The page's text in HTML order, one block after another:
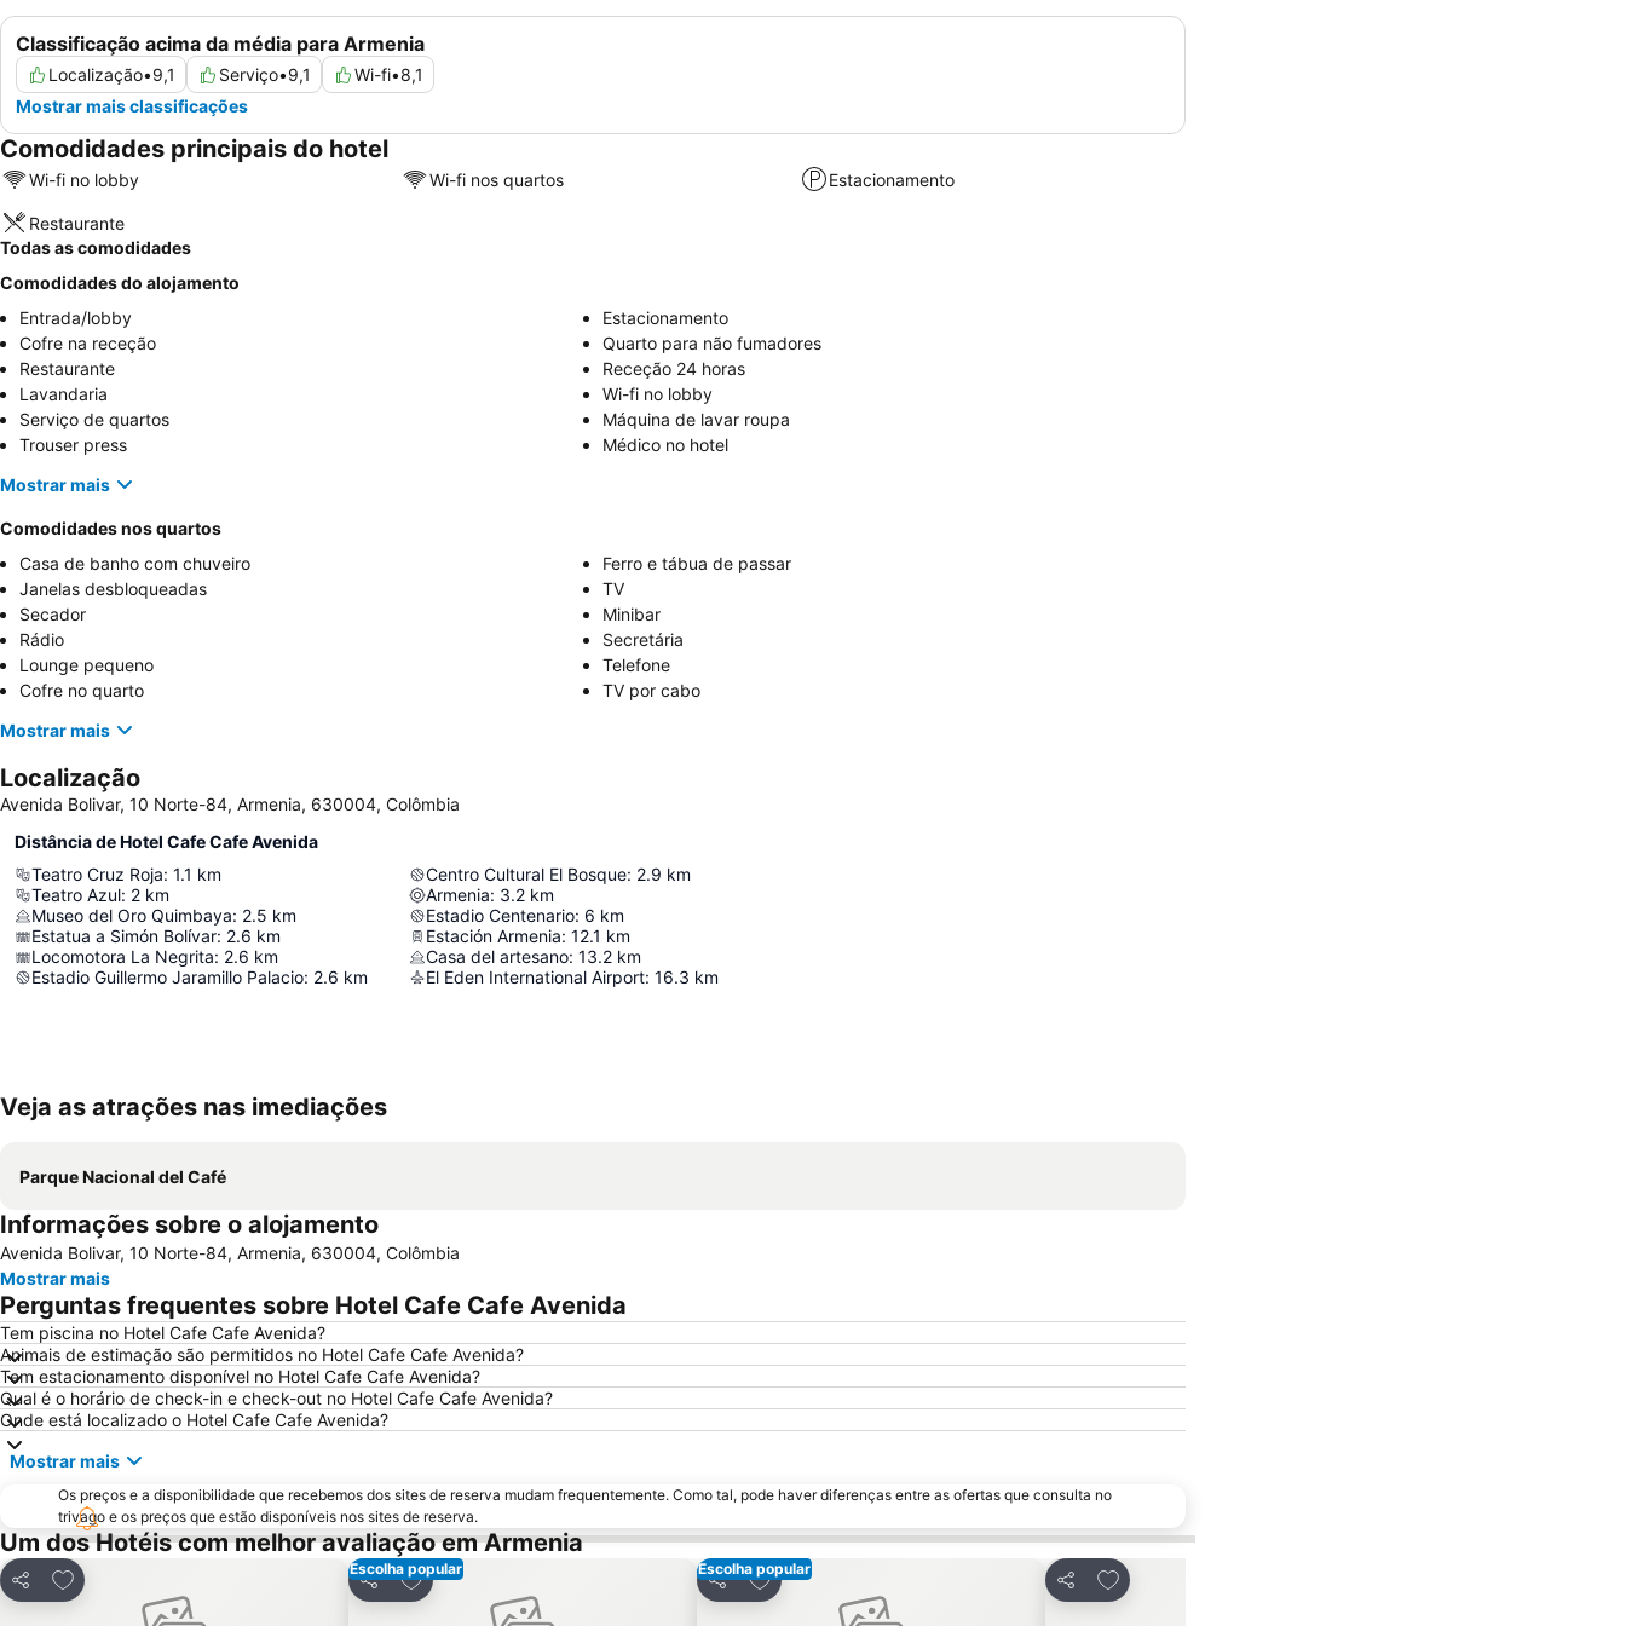
Classificação acima da média para Armenia
Localização•9,1 Serviço•9,1 Wi-fi•8,1
Mostrar mais classificações
Comodidades principais do hotel
Wi-fi no lobby Wi-fi nos quartos Estacionamento
Restaurante
Todas as comodidades
Comodidades do alojamento
Entrada/lobby
Estacionamento
Cofre na receção
Quarto para não fumadores
Restaurante
Receção 24 horas
Lavandaria
Wi-fi no lobby
Serviço de quartos
Máquina de lavar roupa
Trouser press
Médico no hotel
Mostrar mais
Comodidades nos quartos
Casa de banho com chuveiro
Ferro e tábua de passar
Janelas desbloqueadas
TV
Secador
Minibar
Rádio
Secretária
Lounge pequeno
Telefone
Cofre no quarto
TV por cabo
Mostrar mais
Localização
Avenida Bolivar, 10 Norte-84, Armenia, 630004, Colômbia
Distância de Hotel Cafe Cafe Avenida
Teatro Cruz Roja: 1.1 km
Teatro Azul: 2 km
Museo del Oro Quimbaya: 2.5 km
Estatua a Simón Bolívar: 2.6 km
Locomotora La Negrita: 2.6 km
Estadio Guillermo Jaramillo Palacio: 2.6 km
Centro Cultural El Bosque: 2.9 km
Armenia: 3.2 km
Estadio Centenario: 6 km
Estación Armenia: 12.1 km
Casa del artesano: 13.2 km
El Eden International Airport: 16.3 km
Veja as atrações nas imediações
Parque Nacional del Café
Informações sobre o alojamento
Avenida Bolivar, 10 Norte-84, Armenia, 630004, Colômbia
Mostrar mais
Perguntas frequentes sobre Hotel Cafe Cafe Avenida
Tem piscina no Hotel Cafe Cafe Avenida?
Animais de estimação são permitidos no Hotel Cafe Cafe Avenida?
Tem estacionamento disponível no Hotel Cafe Cafe Avenida?
Qual é o horário de check-in e check-out no Hotel Cafe Cafe Avenida?
Onde está localizado o Hotel Cafe Cafe Avenida?
Mostrar mais
Os preços e a disponibilidade que recebemos dos sites de reserva mudam frequentemente. Como tal, pode haver diferenças entre as ofertas que consulta no
trivago e os preços que estão disponíveis nos sites de reserva.
Um dos Hotéis com melhor avaliação em Armenia
Partilhar
Adicionar aos favoritos Escolha popular
Partilhar
Adicionar aos favoritos Escolha popular
Partilhar
Adicionar aos favoritos
Partilhar
Adicionar aos favoritos